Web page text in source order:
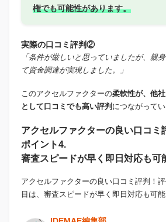
権でも可能性があります。
実際の口コミ評判②
「条件が厳しいと思っていましたが、親
て資金調達が実現しました。」
このアクセルファクターの柔軟性が、他
として口コミでも高い評判 につながってい
アクセルファクターの良い口コミ
ポイント4.
審査スピードが早く即日対応も可
アクセルファクターの良い口コミ評判！
目は、審査スピードが早く即日対応も可能